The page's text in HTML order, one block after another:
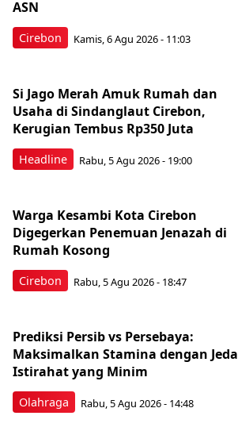
Cirebon
ASN
Kamis, 6 Agu 2026 - 11:03
Headline
Si Jago Merah Amuk Rumah dan
Usaha di Sindanglaut Cirebon,
Kerugian Tembus Rp350 Juta
Rabu, 5 Agu 2026 - 19:00
Cirebon
Warga Kesambi Kota Cirebon
Digegerkan Penemuan Jenazah di
Rumah Kosong
Rabu, 5 Agu 2026 - 18:47
Olahraga
Prediksi Persib vs Persebaya:
Maksimalkan Stamina dengan Jeda
Istirahat yang Minim
Rabu, 5 Agu 2026 - 14:48